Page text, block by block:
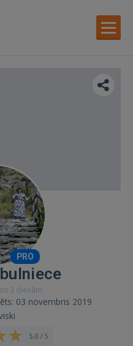
PRO
3 dienām
03 novembris 2019
5,0 / 5